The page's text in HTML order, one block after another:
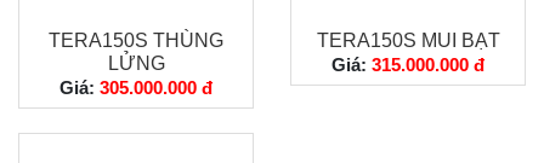
TERA150S THÙNG
LỬNG
Giá: 305.000.000 đ
TERA150S MUI BẠT
Giá: 315.000.000 đ